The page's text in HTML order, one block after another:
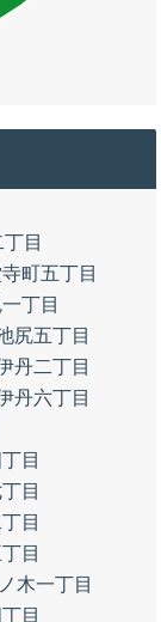
目
町五丁目
丁目
尻五丁目
丹二丁目
丹六丁目
目
目
目
目
木一丁目
目